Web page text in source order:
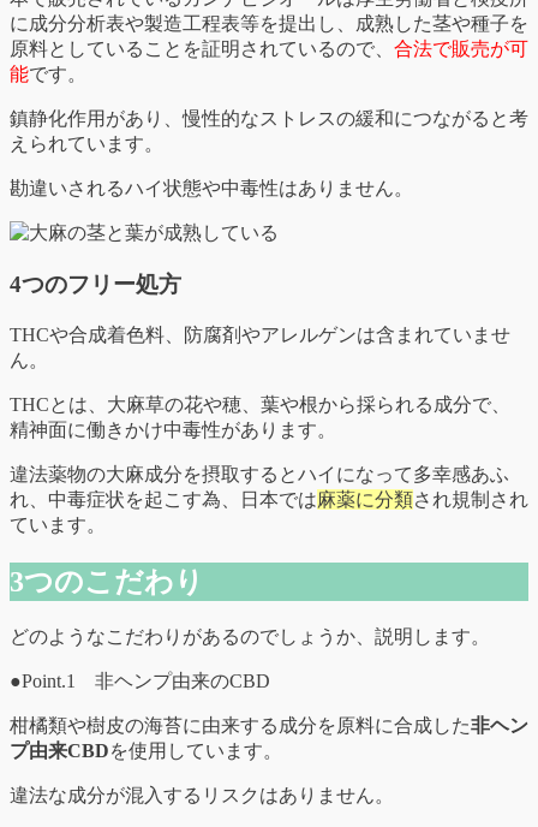
に成分分析表や製造工程表等を提出し、成熟した茎や種子を
原料としていることを証明されているので、 合法で販売が可
能です。
鎮静化作用があり、慢性的なストレスの緩和につながると考
えられています。
勘違いされるハイ状態や中毒性はありません。
4つのフリー処方
THCや合成着色料、防腐剤やアレルゲンは含まれていませ
ん。
THCとは、大麻草の花や穂、葉や根から採られる成分で、
精神面に働きかけ中毒性があります。
違法薬物の大麻成分を摂取するとハイになって多幸感あふ
れ、中毒症状を起こす為、日本では麻薬に分類され規制され
ています。
3つのこだわり
どのようなこだわりがあるのでしょうか、説明します。
●Point.1 非ヘンプ由来のCBD
柑橘類や樹皮の海苔に由来する成分を原料に合成した非ヘン
プ由来CBDを使用しています。
違法な成分が混入するリスクはありません。